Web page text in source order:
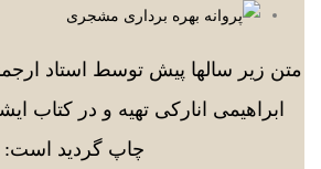
متن زیر سالها پیش توسط استاد
ابراهیمی انارکی تهیه و در کتاب
چاپ گردید است: